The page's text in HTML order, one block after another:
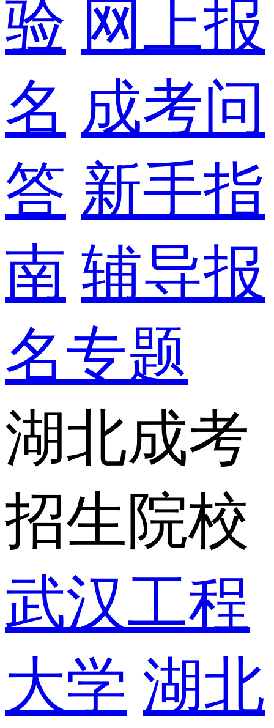
验 网上报
名 成考问
答 新手指
南 辅导报
名专题
湖北成考
招生院校
武汉工程
大学 湖北